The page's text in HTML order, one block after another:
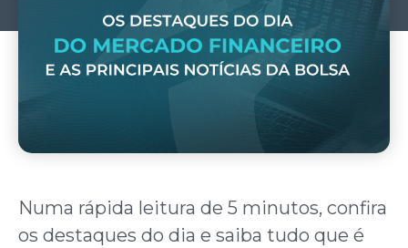
Numa rápida leitura de 5 minutos, confira
os destaques do dia e saiba tudo que é